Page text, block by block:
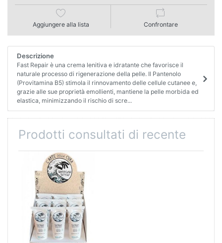
Aggiungere alla lista Confrontare
Descrizione
Fast Repair è una crema lenitiva e idratante che favorisce il
naturale processo di rigenerazione della pelle. Il Pantenolo
(Provitamina B5) stimola il rinnovamento delle cellule cutanee e,
grazie alle sue proprietà emollienti, mantiene la pelle morbida ed
elastica, minimizzando il rischio di scre...
Prodotti consultati di recente